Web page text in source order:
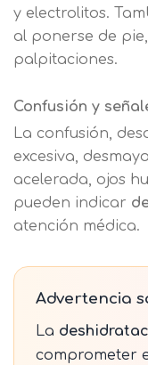
y electrolitos.
al ponerse de
palpitaciones.
Confusión y
La confusión,
excesiva,
acelerada, ojos
pueden indicar
atención médica.
Advertencia
La
comprometer
Nombre